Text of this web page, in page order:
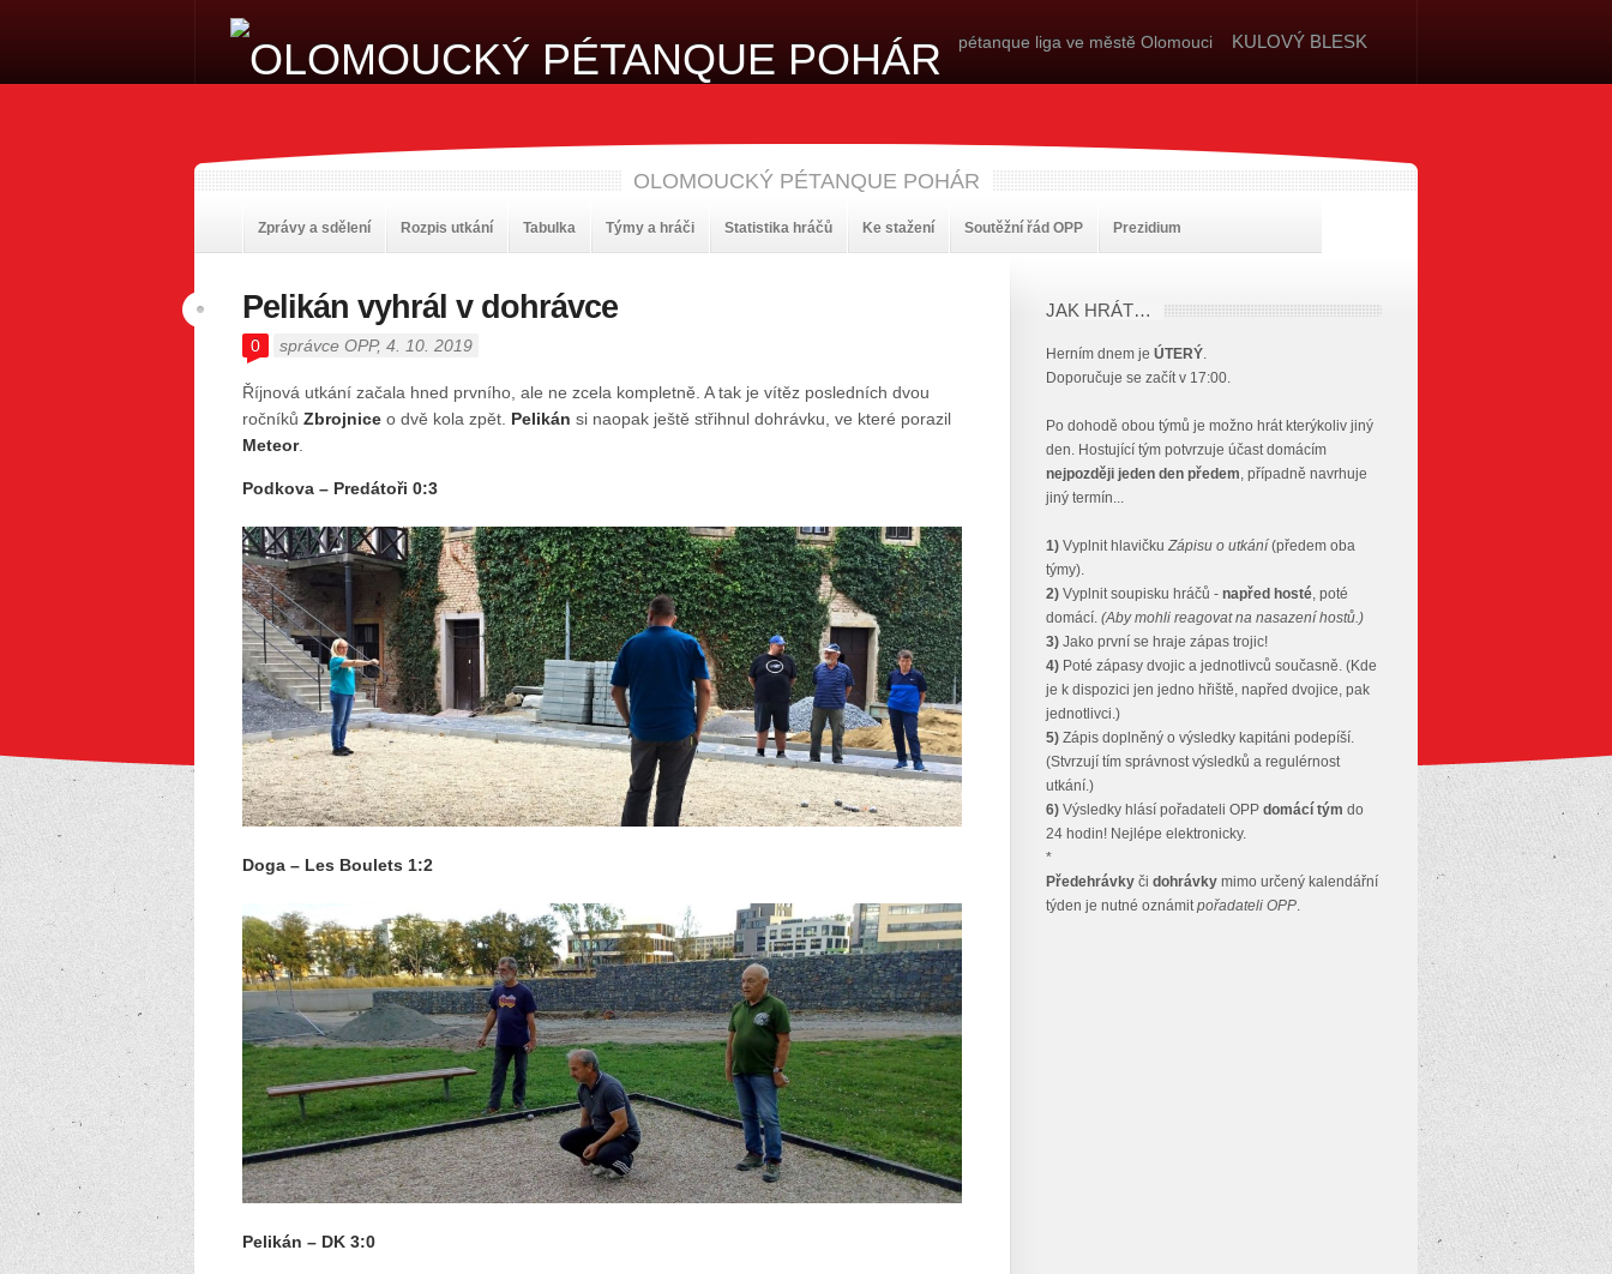
pétanque liga ve městě Olomouci KULOVÝ BLESK
OLOMOUCKÝ PÉTANQUE POHÁR
Zprávy a sdělení Rozpis utkání Tabulka Týmy a hráči Statistika hráčů Ke stažení Soutěžní řád OPP Prezidium
Pelikán vyhrál v dohrávce
0 správce OPP, 4. 10. 2019
Říjnová utkání začala hned prvního, ale ne zcela kompletně. A tak je vítěz posledních dvou
ročníků Zbrojnice o dvě kola zpět. Pelikán si naopak ještě střihnul dohrávku, ve které porazil
Meteor.
Podkova – Predátoři 0:3
Doga – Les Boulets 1:2
Pelikán – DK 3:0
JAK HRÁT…
Herním dnem je ÚTERÝ.
Doporučuje se začít v 17:00.
Po dohodě obou týmů je možno hrát kterýkoliv jiný
den. Hostující tým potvrzuje účast domácím
nejpozději jeden den předem, případně navrhuje
jiný termín...
1) Vyplnit hlavičku Zápisu o utkání (předem oba
týmy).
2) Vyplnit soupisku hráčů - napřed hosté, poté
domácí. (Aby mohli reagovat na nasazení hostů.)
3) Jako první se hraje zápas trojic!
4) Poté zápasy dvojic a jednotlivců současně. (Kde
je k dispozici jen jedno hřiště, napřed dvojice, pak
jednotlivci.)
5) Zápis doplněný o výsledky kapitáni podepíší.
(Stvrzují tím správnost výsledků a regulérnost
utkání.)
6) Výsledky hlásí pořadateli OPP domácí tým do
24 hodin! Nejlépe elektronicky.
*
Předehrávky či dohrávky mimo určený kalendářní
týden je nutné oznámitpořadateli OPP.